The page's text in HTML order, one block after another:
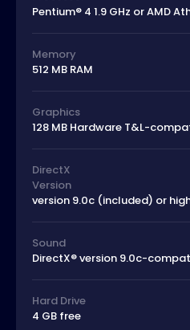
Pentium® 4 1.9 GHz or AMD
Memory
512 MB RAM
Graphics
128 MB Hardware T&L-
DirectX
Version
version 9.0c (included) or
Sound
DirectX® version 9.0c-
Hard Drive
4 GB free